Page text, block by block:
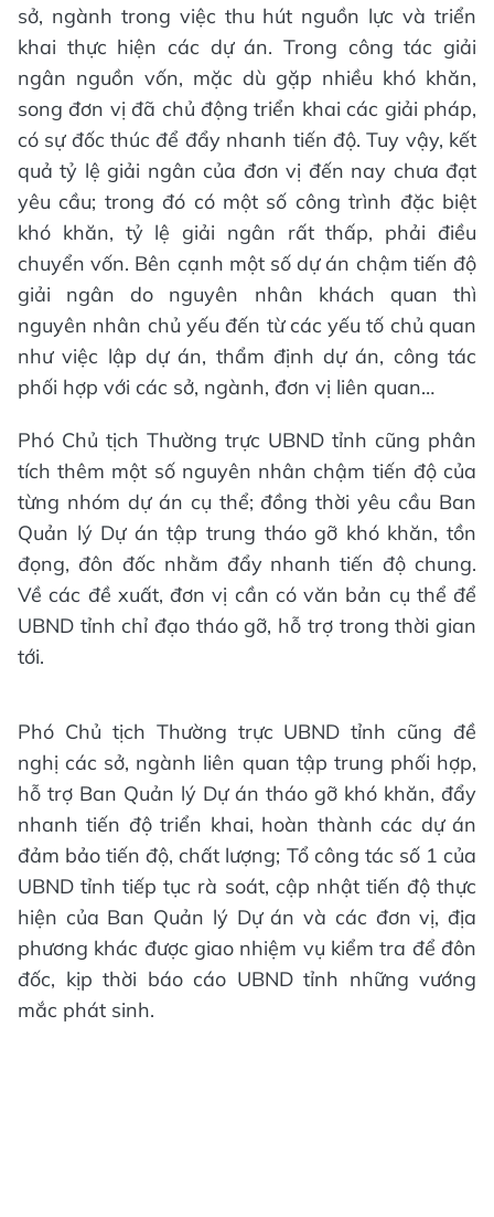
sở, ngành trong việc thu hút nguồn lực và triển
khai thực hiện các dự án. Trong công tác giải
ngân nguồn vốn, mặc dù gặp nhiều khó khăn,
song đơn vị đã chủ động triển khai các giải pháp,
có sự đốc thúc để đẩy nhanh tiến độ. Tuy vậy, kết
quả tỷ lệ giải ngân của đơn vị đến nay chưa đạt
yêu cầu; trong đó có một số công trình đặc biệt
khó khăn, tỷ lệ giải ngân rất thấp, phải điều
chuyển vốn. Bên cạnh một số dự án chậm tiến độ
giải ngân do nguyên nhân khách quan thì
nguyên nhân chủ yếu đến từ các yếu tố chủ quan
như việc lập dự án, thẩm định dự án, công tác
phối hợp với các sở, ngành, đơn vị liên quan…
Phó Chủ tịch Thường trực UBND tỉnh cũng phân
tích thêm một số nguyên nhân chậm tiến độ của
từng nhóm dự án cụ thể; đồng thời yêu cầu Ban
Quản lý Dự án tập trung tháo gỡ khó khăn, tồn
đọng, đôn đốc nhằm đẩy nhanh tiến độ chung.
Về các đề xuất, đơn vị cần có văn bản cụ thể để
UBND tỉnh chỉ đạo tháo gỡ, hỗ trợ trong thời gian
tới.
Phó Chủ tịch Thường trực UBND tỉnh cũng đề
nghị các sở, ngành liên quan tập trung phối hợp,
hỗ trợ Ban Quản lý Dự án tháo gỡ khó khăn, đẩy
nhanh tiến độ triển khai, hoàn thành các dự án
đảm bảo tiến độ, chất lượng; Tổ công tác số 1 của
UBND tỉnh tiếp tục rà soát, cập nhật tiến độ thực
hiện của Ban Quản lý Dự án và các đơn vị, địa
phương khác được giao nhiệm vụ kiểm tra để đôn
đốc, kịp thời báo cáo UBND tỉnh những vướng
mắc phát sinh.